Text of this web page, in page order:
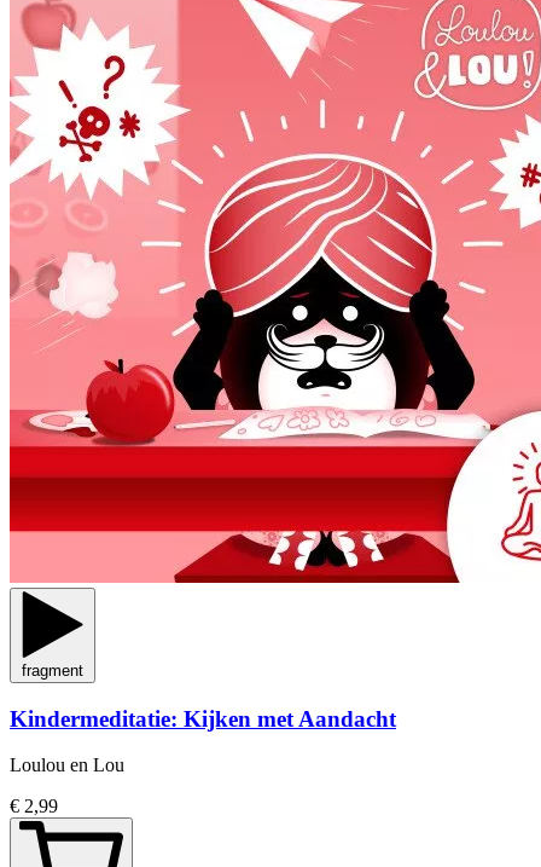
fragment
Kindermeditatie: Kijken met Aandacht
Loulou en Lou
€ 2,99